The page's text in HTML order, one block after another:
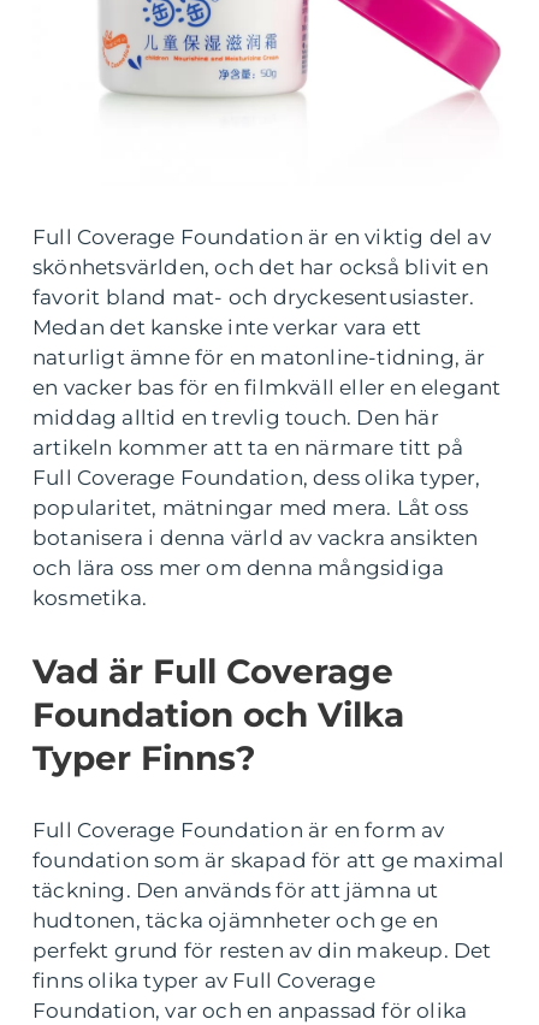
Full Coverage Foundation är en viktig del av
skönhetsvärlden, och det har också blivit en
favorit bland mat- och dryckesentusiaster.
Medan det kanske inte verkar vara ett
naturligt ämne för en matonline-tidning, är
en vacker bas för en filmkväll eller en elegant
middag alltid en trevlig touch. Den här
artikeln kommer att ta en närmare titt på
Full Coverage Foundation, dess olika typer,
popularitet, mätningar med mera. Låt oss
botanisera i denna värld av vackra ansikten
och lära oss mer om denna mångsidiga
kosmetika.
Vad är Full Coverage
Foundation och Vilka
Typer Finns?
Full Coverage Foundation är en form av
foundation som är skapad för att ge maximal
täckning. Den används för att jämna ut
hudtonen, täcka ojämnheter och ge en
perfekt grund för resten av din makeup. Det
finns olika typer av Full Coverage
Foundation, var och en anpassad för olika